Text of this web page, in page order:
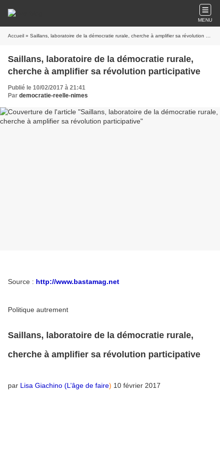
MENU
Accueil » Saillans, laboratoire de la démocratie rurale, cherche à amplifier sa révolution participative
Saillans, laboratoire de la démocratie rurale,
cherche à amplifier sa révolution participative
Publié le 10/02/2017 à 21:41
Par democratie-reelle-nimes
Source : http://www.bastamag.net
Politique autrement
Saillans, laboratoire de la démocratie rurale,
cherche à amplifier sa révolution participative
par Lisa Giachino (L’âge de faire) 10 février 2017